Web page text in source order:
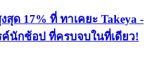
ด 17% ที่ ทาเคยะ Takeya -
ค์นักช้อป ที่ครบจบในที่เดียว!